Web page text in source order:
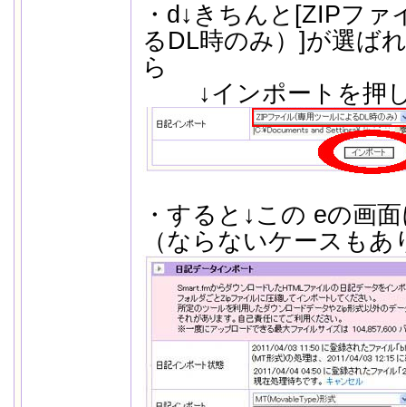
・d↓きちんと[ZIPフ
るDL時のみ）]が選ば
ら
↓インポートを押
・すると↓この eの画
（ならないケースもあ